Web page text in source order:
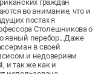
граждан
во внимание, что и
постах я
Столешникова о
явный перебор...Даже
в своей
и недоверием
и так же как и